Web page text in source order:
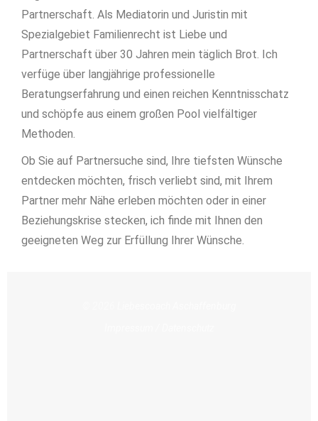
Partnerschaft. Als Mediatorin und Juristin mit
Spezialgebiet Familienrecht ist Liebe und
Partnerschaft über 30 Jahren mein täglich Brot. Ich
verfüge über langjährige professionelle
Beratungserfahrung und einen reichen Kenntnisschatz
und schöpfe aus einem großen Pool vielfältiger
Methoden.
Ob Sie auf Partnersuche sind, Ihre tiefsten Wünsche
entdecken möchten, frisch verliebt sind, mit Ihrem
Partner mehr Nähe erleben möchten oder in einer
Beziehungskrise stecken, ich finde mit Ihnen den
geeigneten Weg zur Erfüllung Ihrer Wünsche.